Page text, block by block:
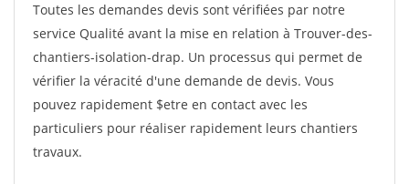
Toutes les demandes devis sont vérifiées par notre
service Qualité avant la mise en relation à Trouver-des-
chantiers-isolation-drap. Un processus qui permet de
vérifier la véracité d'une demande de devis. Vous
pouvez rapidement $etre en contact avec les
particuliers pour réaliser rapidement leurs chantiers
travaux.